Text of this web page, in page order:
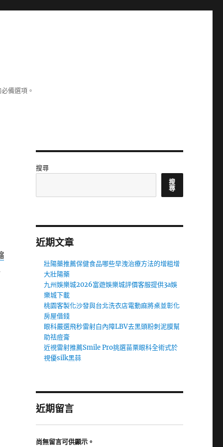
備選項。
搜尋
搜
尋
近期文章
壯陽藥推薦保健食品哪些早洩治療方法的增粗增
大壯陽藥
九州娛樂城2026富遊娛樂城評價客服提供3a娛
樂城下載
桃園客製化沙發與台北洗衣店電動麻將桌並彰化
房屋借錢
眼科嚴選飛秒雷射白內障LBV去黑頭粉刺泥膜幫
助祛痘膏
近視雷射推薦Smile Pro挑選苗栗眼科全術式於
視優silk黑蒜
近期留言
尚無留言可供顯示。